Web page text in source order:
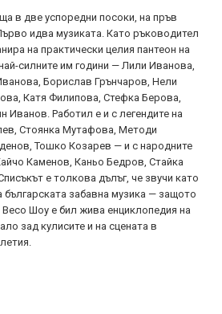
в две успоредни посоки, на пръв
идва музиката. Като ръководител
на практически целия пантеон на
силните им години — Лили Иванова,
Борислав Грънчаров, Нели
Катя Филипова, Стефка Берова,
Работил е и с легендите на
Стоянка Мутафова, Методи
Тошко Козарев — и с народните
Каменов, Каньо Бедров, Стайка
е толкова дълъг, че звучи като
българската забавна музика — защото
Шоу е бил жива енциклопедия на
зад кулисите и на сцената в